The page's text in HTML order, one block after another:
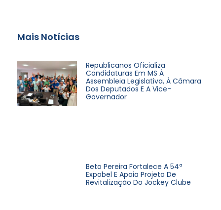
Mais Notícias
Republicanos Oficializa
Candidaturas Em MS À
Assembleia Legislativa, À Câmara
Dos Deputados E A Vice-
Governador
Beto Pereira Fortalece A 54ª
Expobel E Apoia Projeto De
Revitalização Do Jockey Clube